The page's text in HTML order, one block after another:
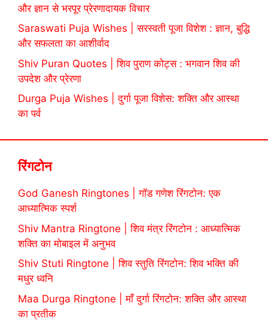
और ज्ञान से भरपूर प्रेरणादायक विचार
Saraswati Puja Wishes | सरस्वती पूजा विशेश : ज्ञान, बुद्धि
और सफलता का आशीर्वाद
Shiv Puran Quotes | शिव पुराण कोट्स : भगवान शिव की
उपदेश और प्रेरणा
Durga Puja Wishes | दुर्गा पूजा विशेस: शक्ति और आस्था
का पर्व
रिंगटोन
God Ganesh Ringtones | गॉड गणेश रिंगटोन: एक
आध्यात्मिक स्पर्श
Shiv Mantra Ringtone | शिव मंत्र रिंगटोन : आध्यात्मिक
शक्ति का मोबाइल में अनुभव
Shiv Stuti Ringtone | शिव स्तुति रिंगटोन: शिव भक्ति की
मधुर ध्वनि
Maa Durga Ringtone | माँ दुर्गा रिंगटोन: शक्ति और आस्था
का प्रतीक